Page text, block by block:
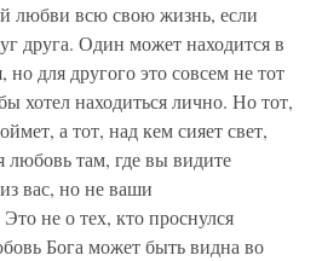
любви всю свою жизнь, если
друга. Один может находится в
но для другого это совсем не тот
хотел находиться лично. Но тот,
а тот, над кем сияет свет,
там, где вы видите
вас, но не ваши
не о тех, кто проснулся
Бога может быть видна во